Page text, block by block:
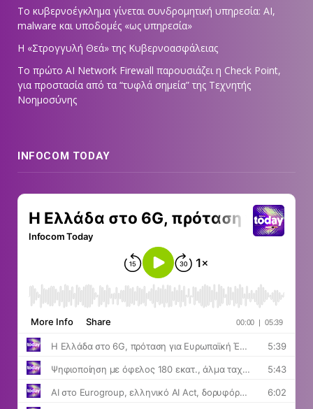
Το κυβερνοέγκλημα γίνεται συνδρομητική υπηρεσία: AI,
malware και υποδομές «ως υπηρεσία»
Η «Στρογγυλή Θεά» της Κυβερνοασφάλειας
Tο πρώτο AI Network Firewall παρουσιάζει η Check Point,
για προστασία από τα “τυφλά σημεία” της Τεχνητής
Νοημοσύνης
INFOCOM TODAY